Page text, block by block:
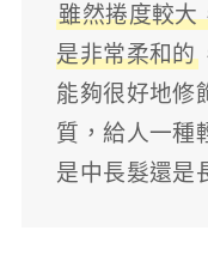
雖然捲度較大
是非常柔和的
能夠很好地修
質，給人一種
是中長髮還是